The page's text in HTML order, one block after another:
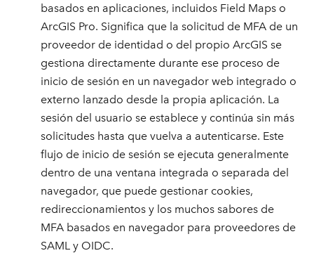
basados en aplicaciones, incluidos Field Maps o
ArcGIS Pro. Significa que la solicitud de MFA de un
proveedor de identidad o del propio ArcGIS se
gestiona directamente durante ese proceso de
inicio de sesión en un navegador web integrado o
externo lanzado desde la propia aplicación. La
sesión del usuario se establece y continúa sin más
solicitudes hasta que vuelva a autenticarse. Este
flujo de inicio de sesión se ejecuta generalmente
dentro de una ventana integrada o separada del
navegador, que puede gestionar cookies,
redireccionamientos y los muchos sabores de
MFA basados en navegador para proveedores de
SAML y OIDC.